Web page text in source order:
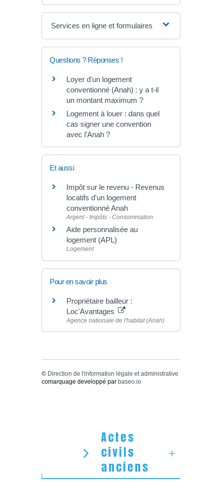
Services en ligne et formulaires
Questions ? Réponses !
Loyer d'un logement
conventionné (Anah) : y a t-il
un montant maximum ?
Logement à louer : dans quel
cas signer une convention
avec l'Anah ?
Et aussi
Impôt sur le revenu - Revenus
locatifs d'un logement
conventionné Anah
Argent - Impôts - Consommation
Aide personnalisée au
logement (APL)
Logement
Pour en savoir plus
Propriétaire bailleur :
Loc'Avantages
Agence nationale de l'habitat (Anah)
© Direction de l'information légale et administrative
comarquage developpé par baseo.io
Actes
civils
anciens